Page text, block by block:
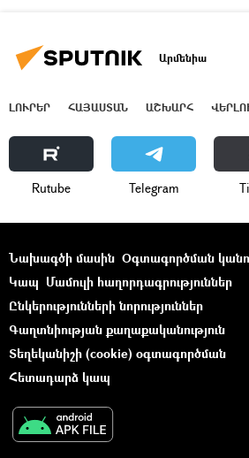
Արմենիա
ԼՈՒՐԵՐ ՀԱՅԱՍՏԱՆ ԱՇԽԱՐՀ
Rutube Telegram
Նախագծի մասին Օգտագործման
Կապ Մամուլի հաղորդագրություններ
Ընկերությունների նորություններ
Գաղտնիության քաղաքականություն
Տեղեկանիշի (cookie) օգտագործման
Հետադարձ կապ